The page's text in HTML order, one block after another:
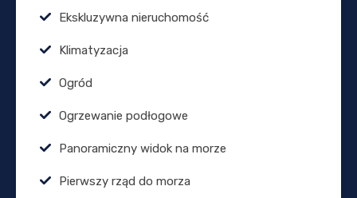
Ekskluzywna nieruchomość
Klimatyzacja
Ogród
Ogrzewanie podłogowe
Panoramiczny widok na morze
Pierwszy rząd do morza